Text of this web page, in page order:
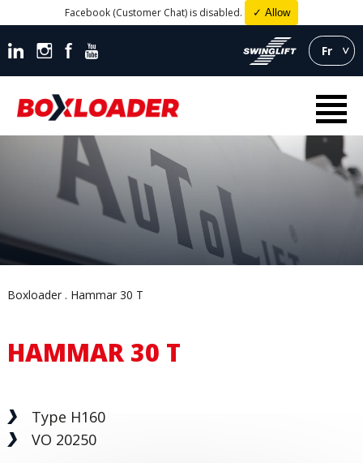
Facebook (Customer Chat) is disabled. ✓ Allow
Fr
Boxloader Hammar 30 T
HAMMAR 30 T
Type H160
VO 20250